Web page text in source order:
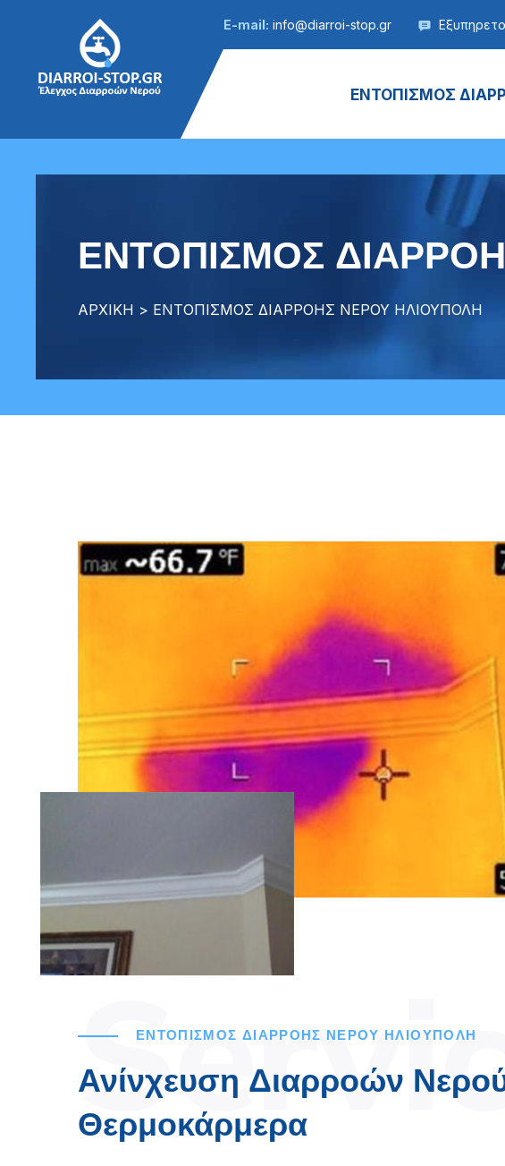
E-mail: info@diarroi-stop.gr
ΕΝΤΟΠΙΣΜΟΣ
ΕΝΤΟΠΙΣΜΟΣ
ΑΡΧΙΚΗ > ΕΝΤΟΠΙΣΜΟΣ ΔΙΑΡΡΟΗΣ ΝΕΡΟΥ ΗΛΙΟΥΠΟΛΗ
ΕΝΤΟΠΙΣΜΟΣ ΔΙΑΡΡΟΗΣ ΝΕΡΟΥ ΗΛΙΟΥΠΟΛΗ
Ανίνχευση Διαρροών
Θερμοκάρμερα